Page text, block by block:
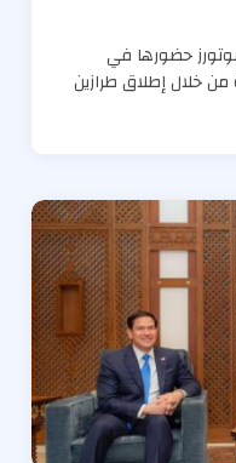
موتورز حضورها في
من خلال إطلاق طرازين